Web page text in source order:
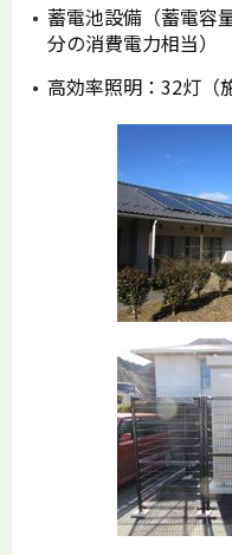
蓄電池設備（蓄電容
分の消費電力相当）
高効率照明：32灯（